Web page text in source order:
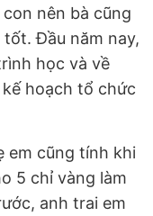
nên bà cũng
Đầu năm nay,
học và về
hoạch tổ chức
em cũng tính khi
5 chỉ vàng làm
anh trai em